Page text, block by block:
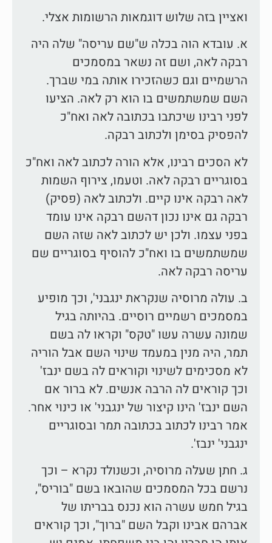
ואציין בזה שלוש דוגמאות הרשומות אצלי.
א. עובדא הוה בכלה ש"שם עריסה" שלה היה
רבקה לאה, ושם זה נשאר במסמכים
הרשמיים וגם כשהזכירו אותה במי שברך.
השם שמשתמשים בו הוא רק לאה. הציעו
לפני רבינו שיכתבו בכתובה לאה ואח"כ
להפסיק בסימן ולכתוב רבקה.
לא הסכים רבינו, אלא הורה לכתוב לאה ואח"כ
בסוגריים רבקה לאה. וטעמו, צירוף השמות
לאה רבקה אינו קיים. ולכתוב לאה (פסיק)
רבקה גם אינו נכון דהשם רבקה אינו עומד
בפני עצמו. ולכן יש לכתוב לאה שזה השם
שמשתמשים בו ואח"כ להוסיף בסוגריים שם
עריסה רבקה לאה.
ב. עולה מרוסיה שנקראת ינגבני', וכך מופיע
במסמכים רשמיים רוסיים. בהיותה בגיל
שמונה עשרה עשו "טקס" וקראו לה בשם
תמר, היה מנין במעמד שינוי השם אבל הוריה
לא מסכימים לשינוי וקוראים לה בשם ינבז'
וכך קוראים לה הרבה אנשים. לא ברור אם
השם ינבז' הינו קיצור של ינגבני' או כינוי אחר.
אמר רבינו לכתוב בכתובה תמר ובסוגריים
ינגבני' ינבז'.
ג. חתן שעלה מרוסיה, וכשנולד נקרא – וכך
נרשם בכל המסמכים שהובאו בשם "בוריס",
בגיל חמש עשרה הוא נכנס בבריתו של
אברהם אבינו וקבל השם "ברוך", וכך קוראים